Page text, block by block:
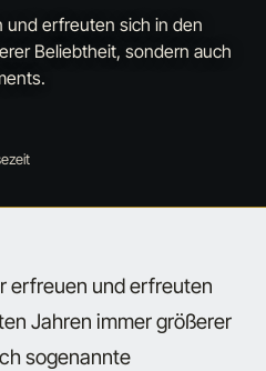
und erfreuten sich in den
Beliebtheit, sondern auch
erfreuen und erfreuten
Jahren immer größerer
sogenannte